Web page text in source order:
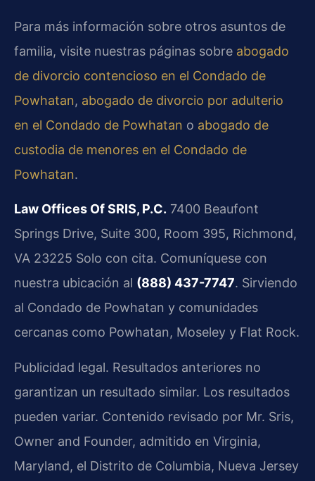
Para más información sobre otros asuntos de
familia, visite nuestras páginas sobre abogado
de divorcio contencioso en el Condado de
Powhatan, abogado de divorcio por adulterio
en el Condado de Powhatan o abogado de
custodia de menores en el Condado de
Powhatan.
Law Offices Of SRIS, P.C. 7400 Beaufont
Springs Drive, Suite 300, Room 395, Richmond,
VA 23225 Solo con cita. Comuníquese con
nuestra ubicación al (888) 437-7747. Sirviendo
al Condado de Powhatan y comunidades
cercanas como Powhatan, Moseley y Flat Rock.
Publicidad legal. Resultados anteriores no
garantizan un resultado similar. Los resultados
pueden variar. Contenido revisado por Mr. Sris,
Owner and Founder, admitido en Virginia,
Maryland, el Distrito de Columbia, Nueva Jersey